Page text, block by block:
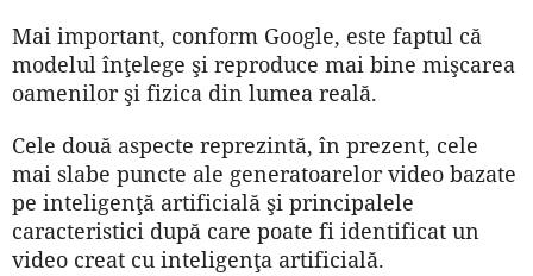
Mai important, conform Google, este faptul că
modelul înţelege şi reproduce mai bine mişcarea
oamenilor şi fizica din lumea reală.
Cele două aspecte reprezintă, în prezent, cele
mai slabe puncte ale generatoarelor video bazate
pe inteligenţă artificială şi principalele
caracteristici după care poate fi identificat un
video creat cu inteligenţa artificială.